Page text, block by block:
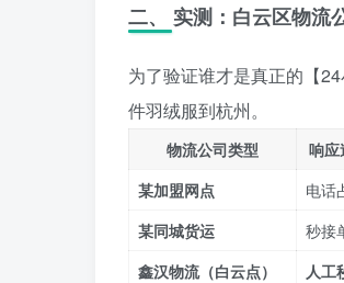
二、 实测：白云区物流
为了验证谁才是真正的【
件羽绒服到杭州。
物流公司类型 响应
某加盟网点
电话
某同城货运
秒接
鑫汉物流（白云点）
人工